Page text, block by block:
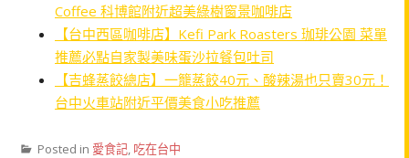
Coffee 科博館附近超美綠樹窗景咖啡店
【台中西區咖啡店】Kefi Park Roasters 珈琲公園 菜單
推薦必點自家製美味蛋沙拉餐包吐司
【吉蜂蒸餃總店】一籠蒸餃40元、酸辣湯也只賣30元！
台中火車站附近平價美食小吃推薦
Posted in 愛食記 吃在台中